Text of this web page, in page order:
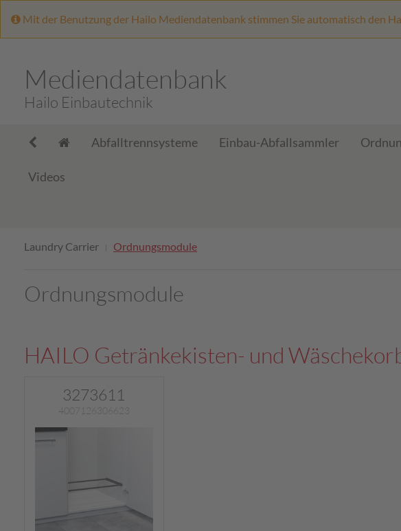
Mit der Benutzung der Hailo Mediendatenbank stimmen Sie automatisch den
Mediendatenbank
Hailo Einbautechnik
Abfalltrennsysteme Einbau-Abfallsammler
Videos
Laundry Carrier Ordnungsmodule
Ordnungsmodule
HAILO Getränkekisten- und
3273611
4007126306623